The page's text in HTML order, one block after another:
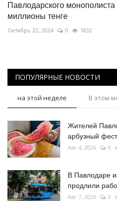
Павлодарского
миллионы тенге
Октябрь 22, 2024 0 1832
ПОПУЛЯРНЫЕ НОВОСТИ
на этой неделе В этом
Жителей
арбузный
Авг 4, 2026 0
В Павлодаре
продлили
Авг 7, 2026 0